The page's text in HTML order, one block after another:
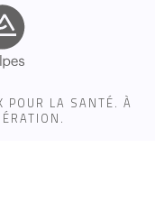
POUR LA SANTÉ. À